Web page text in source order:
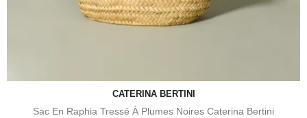
CATERINA BERTINI
Sac En Raphia Tressé À Plumes Noires Caterina Bertini